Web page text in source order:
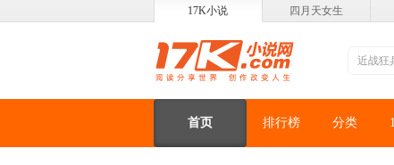
17K小说 四月天女生
首页 排行榜 分类